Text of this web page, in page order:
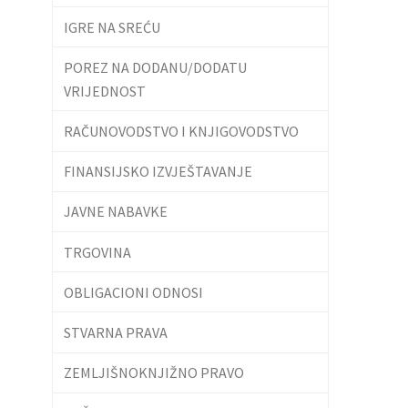
IGRE NA SREĆU
POREZ NA DODANU/DODATU
VRIJEDNOST
RAČUNOVODSTVO I KNJIGOVODSTVO
FINANSIJSKO IZVJEŠTAVANJE
JAVNE NABAVKE
TRGOVINA
OBLIGACIONI ODNOSI
STVARNA PRAVA
ZEMLJIŠNOKNJIŽNO PRAVO